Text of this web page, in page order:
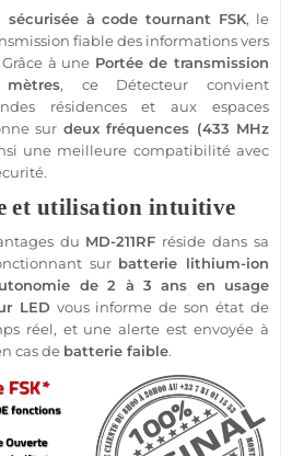
sécurisée à code tournant FSK, le
fiabledes informations vers
à une Portéede transmission
, ce Détecteur convient
résidenceset aux espaces
sur deux fréquences (433 MHz
une meilleure compatibilité avec
.
et utilisation intuitive
du MD-211RF réside dans sa
sur batterie lithium-ion
de 2 à 3 ans en usage
LED vous informe de son état de
réel, et une alerte est envoyée à
cas de batterie faible.